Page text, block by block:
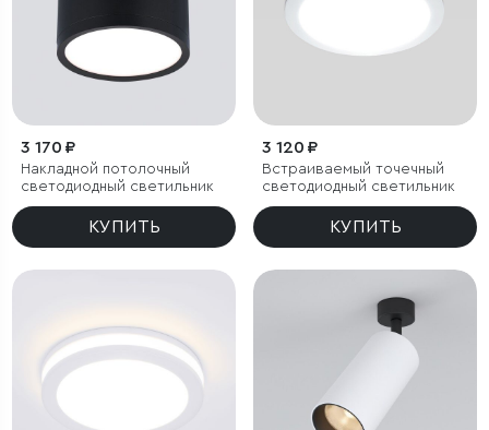
3 170 ₽
Накладной потолочный
светодиодный светильник
КУПИТЬ
3 120 ₽
Встраиваемый точечный
светодиодный светильник
КУПИТЬ